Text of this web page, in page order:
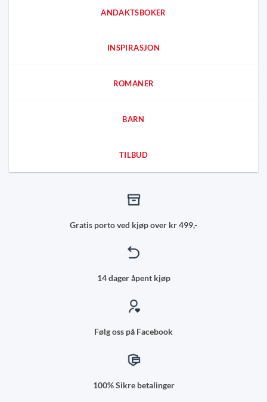
ANDAKTSBOKER
INSPIRASJON
ROMANER
BARN
TILBUD
Gratis porto ved kjøp over kr 499,-
14 dager åpent kjøp
Følg oss på Facebook
100% Sikre betalinger